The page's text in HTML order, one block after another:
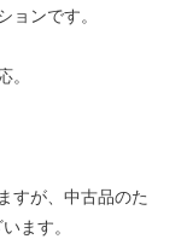
ョンです。
。
すが、中古品のた
ます。